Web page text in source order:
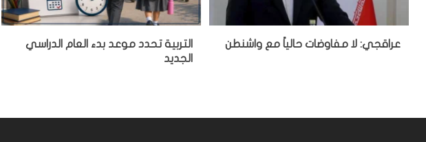
عراقجي: لا مفاوضات حالياً مع واشنطن
التربية تحدد موعد بدء العام الدراسي
الجديد